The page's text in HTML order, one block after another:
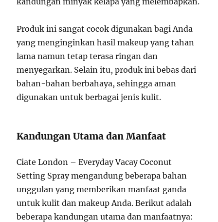
Produk ini sangat cocok digunakan bagi Anda
yang menginginkan hasil makeup yang tahan
lama namun tetap terasa ringan dan
menyegarkan. Selain itu, produk ini bebas dari
bahan-bahan berbahaya, sehingga aman
digunakan untuk berbagai jenis kulit.
Kandungan Utama dan Manfaat
Ciate London – Everyday Vacay Coconut
Setting Spray mengandung beberapa bahan
unggulan yang memberikan manfaat ganda
untuk kulit dan makeup Anda. Berikut adalah
beberapa kandungan utama dan manfaatnya: